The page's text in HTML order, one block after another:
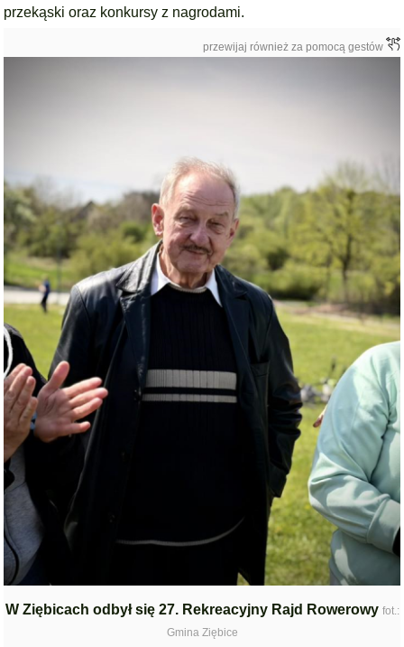
przekąski oraz konkursy z nagrodami.
przewijaj również za pomocą gestów
W Ziębicach odbył się 27. Rekreacyjny Rajd Rowerowy fot.:
Gmina Ziębice